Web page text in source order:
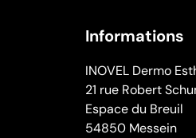
Informations
INOVEL Dermo
21 rue Robert
Espace du Breuil
54850 Messein